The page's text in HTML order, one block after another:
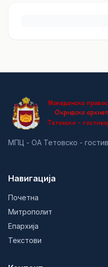
МПЦ - ОА Тетовско -
Навигација
Почетна
Митрополит
Епархија
Текстови